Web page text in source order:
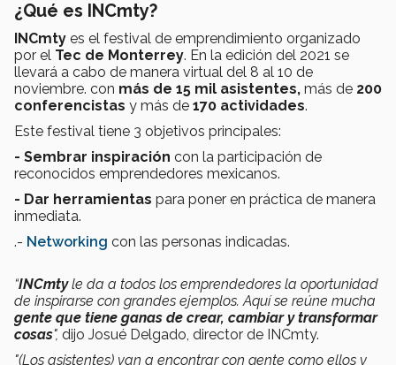
¿Qué es INCmty?
INCmty es el festival de emprendimiento organizado
por el Tec de Monterrey. En la edición del 2021 se
llevará a cabo de manera virtual del 8 al 10 de
noviembre. con más de 15 mil asistentes, más de 200
conferencistas y más de 170 actividades.
Este festival tiene 3 objetivos principales:
- Sembrar inspiración con la participación de
reconocidos emprendedores mexicanos.
- Dar herramientas para poner en práctica de manera
inmediata.
.- Networking con las personas indicadas.
“INCmtyle da a todos los emprendedores la oportunidad
de inspirarse con grandes ejemplos. Aquí se reúne mucha
gente que tiene ganas de crear, cambiar y transformar
cosas", dijo Josué Delgado, director de INCmty.
"(Los asistentes) van a encontrar con gente como ellos y